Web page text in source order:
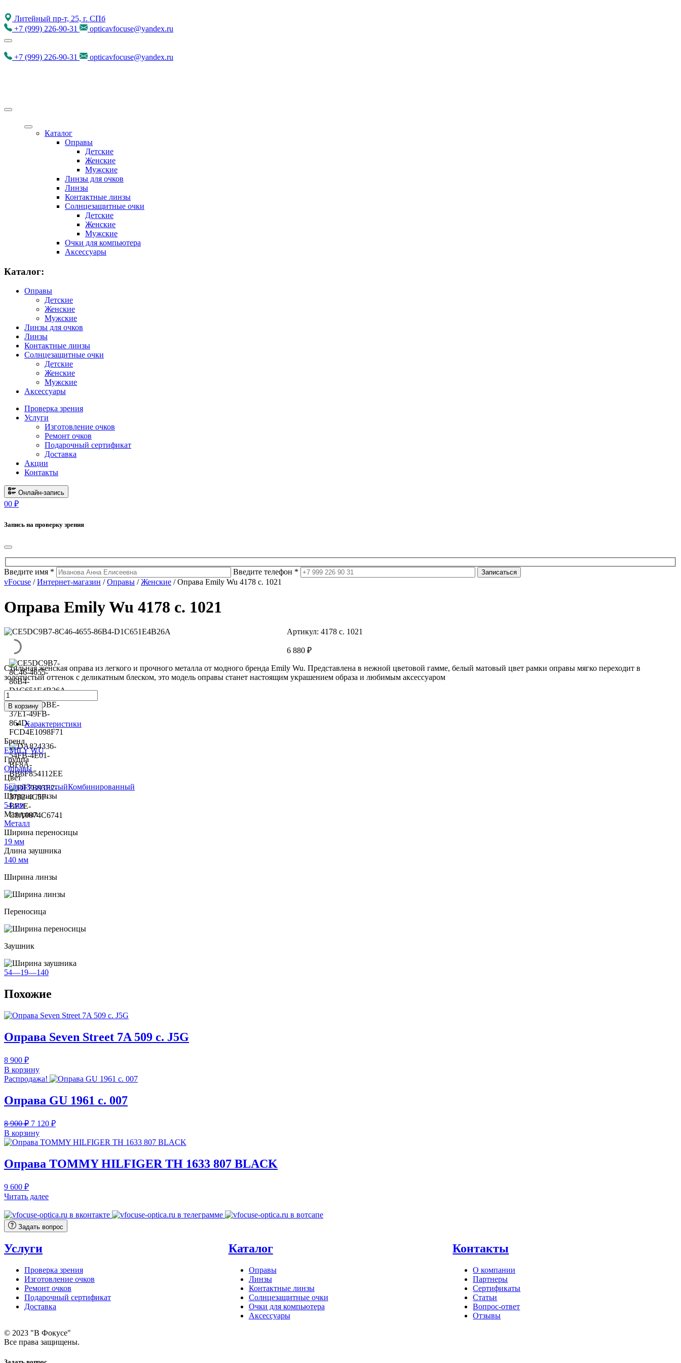
Литейный пр-т, 25, г. СПб
+7 (999) 226-90-31 opticavfocuse@yandex.ru
+7 (999) 226-90-31 opticavfocuse@yandex.ru
Каталог
Оправы
Детские
Женские
Мужские
Линзы для очков
Линзы
Контактные линзы
Солнцезащитные очки
Детские
Женские
Мужские
Очки для компьютера
Аксессуары
Каталог:
Оправы
Детские
Женские
Мужские
Линзы для очков
Линзы
Контактные линзы
Солнцезащитные очки
Детские
Женские
Мужские
Аксессуары
Проверка зрения
Услуги
Изготовление очков
Ремонт очков
Подарочный сертификат
Доставка
Акции
Контакты
Онлайн-запись
00 ₽
Запись на проверку зрения
Введите имя * Введите телефон * Записаться
vFocuse /Интернет-магазин /Оправы /Женские / Оправа Emily Wu 4178 c. 1021
Оправа Emily Wu 4178 c. 1021
Артикул: 4178 c. 1021
6 880 ₽
Стильная женская оправа из легкого и прочного металла от модного бренда Emily Wu. Представлена в нежной цветовой гамме, белый матовый цвет рамки оправы мягко переходит в
золотистый оттенок с деликатным блеском, это модель оправы станет настоящим украшением образа и любимым аксессуаром
Количество
товара
Оправа
Emily
Wu
4178
c.
1021
В корзину
Характеристики
Бренд
EMILY WU
Группа
Оправы
Цвет
БелыйЗолотистыйКомбинированный
Ширина линзы
54 мм
Материал
Металл
Ширина переносицы
19 мм
Длина заушника
140 мм
Ширина линзы
Переносица
Заушник
54—19—140
Похожие
Оправа Seven Street 7A 509 c. J5G
8 900 ₽
В корзину
Распродажа!
Оправа GU 1961 с. 007
8 900₽ Первоначальная
цена
составляла
8
900 ₽.
7 120 ₽Текущая
7
В корзину
Оправа TOMMY HILFIGER TH 1633 807 BLACK
9 600 ₽
Читать далее
Задать вопрос
Услуги
Проверка зрения
Изготовление очков
Ремонт очков
Подарочный сертификат
Доставка
Каталог
Оправы
Линзы
Контактные линзы
Солнцезащитные очки
Очки для компьютера
Аксессуары
Контакты
О компании
Партнеры
Сертификаты
Статьи
Вопрос-ответ
Отзывы
© 2023 "В Фокусе"
Все права защищены.